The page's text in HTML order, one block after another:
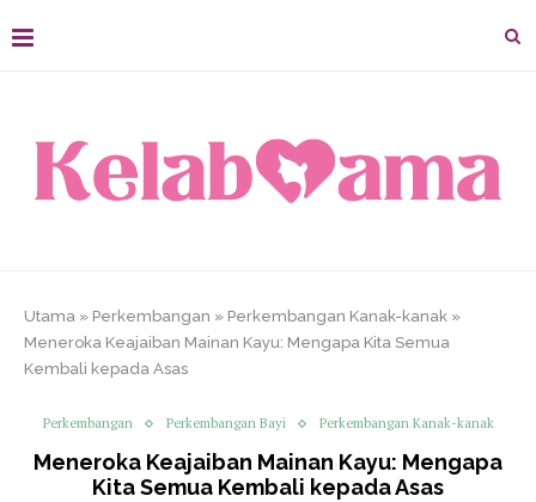
Utama » Perkembangan » Perkembangan Kanak-kanak »
Meneroka Keajaiban Mainan Kayu: Mengapa Kita Semua
Kembali kepada Asas
Perkembangan Perkembangan Bayi Perkembangan Kanak-kanak
Meneroka Keajaiban Mainan Kayu: Mengapa
Kita Semua Kembali kepada Asas